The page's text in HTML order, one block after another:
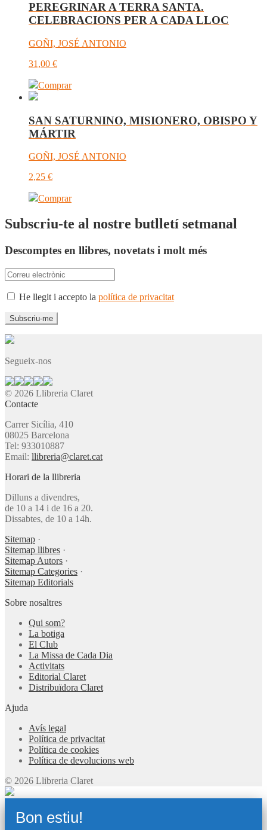
PEREGRINAR A TERRA SANTA.
CELEBRACIONS PER A CADA LLOC
GOÑI, JOSÉ ANTONIO
31,00 €
Comprar
SAN SATURNINO, MISIONERO, OBISPO Y
MÁRTIR
GOÑI, JOSÉ ANTONIO
2,25 €
Comprar
Subscriu-te al nostre butlletí setmanal
Descomptes en llibres, novetats i molt més
He llegit i accepto la política de privacitat
Segueix-nos
© 2026 Llibreria Claret
Contacte
Carrer Sicília, 410
08025 Barcelona
Tel: 933010887
Email: llibreria@claret.cat
Horari de la llibreria
Dilluns a divendres,
de 10 a 14 i de 16 a 20.
Dissabtes, de 10 a 14h.
Sitemap ·
Sitemap llibres ·
Sitemap Autors ·
Sitemap Categories ·
Sitemap Editorials
Sobre nosaltres
Qui som?
La botiga
El Club
La Missa de Cada Dia
Activitats
Editorial Claret
Distribuïdora Claret
Ajuda
Avís legal
Política de privacitat
Política de cookies
Política de devolucions web
© 2026 Llibreria Claret
Bon estiu!